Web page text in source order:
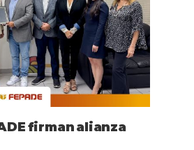
firman alianza